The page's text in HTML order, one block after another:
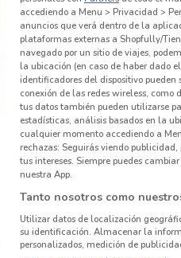
a tu alrededor
accediendo a Menu > Privacidad >
anuncios que verá dentro de la
plataformas externas a Shopfully/
navegado por un sitio de viajes,
la ubicación (en caso de haber dado
identificadores del dispositivo pueden
conexión de las redes wireless,
tus datos también pueden utilizarse
estadísticas, análisis basados en la
cualquier momento accediendo a
rechazas: Seguirás viendo
tus intereses. Siempre puedes
nuestra App.
Tanto nosotros como
Utilizar datos de localización
su identificación. Almacenar la
personalizados, medición de